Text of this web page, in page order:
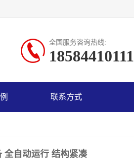
全国服务咨询热线:
18584410111
联系方式
全自动运行 结构紧凑